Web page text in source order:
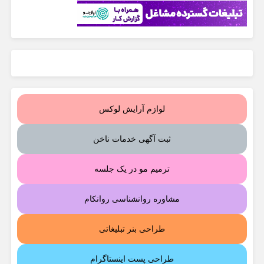
لوازم آرایش لوکس
ثبت آگهی خدمات ناخن
ترمیم مو در یک جلسه
مشاوره روانشناسی روانکام
طراحی بنر تبلیغاتی
طراحی پست اینستاگرام